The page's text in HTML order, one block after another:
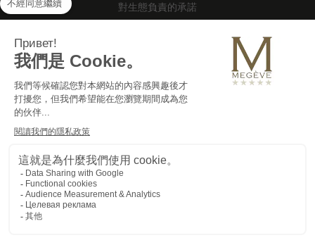
對生態負責的承諾
集團建設投資
常見問題
餅乾
專業訪問